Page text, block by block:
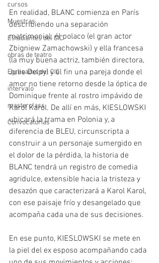
cursos
Muestras
Estudiantes del CIC
obras de teatro
Egresadxs del CIC
intervalo
masterclass
Convocatorias
En realidad, BLANC comienza en París
describiendo una separación
matrimonial: él polaco (el gran actor
Zbigniew Zamachowski) y ella francesa
(la muy buena actriz, también directora,
Julie Delpy) y el fin una pareja donde el
amor no tiene retorno desde la óptica de
Dominique frente al rostro impávido de
Karol Karol. De allí en más, KIESLOWSKI
ubicará la trama en Polonia y, a
diferencia de BLEU, circunscripta a
construir a un personaje sumergido en
el dolor de la pérdida, la historia de
BLANC tendrá un registro de comedia
agridulce, extensible hacia la tristeza y
desazón que caracterizará a Karol Karol,
con ese paisaje frío y desangelado que
acompaña cada una de sus decisiones.
En ese punto, KIESLOWSKI se mete en
la piel del ex esposo acompañando cada